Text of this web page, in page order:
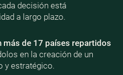
decisión está
a largo plazo.
más de 17 países repartidos
en la creación de un
y estratégico.